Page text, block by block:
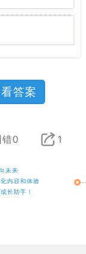
答案
错0 1
未来
内容和体验
长助手！